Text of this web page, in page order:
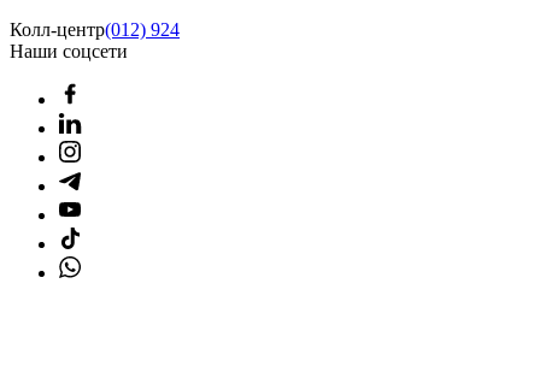
Колл-центр(012) 924
Наши соцсети